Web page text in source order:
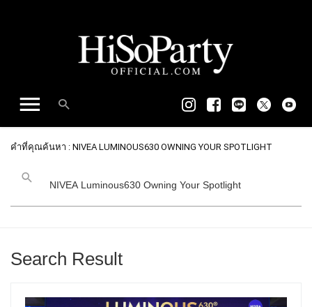
คำที่คุณค้นหา : NIVEA LUMINOUS630 OWNING YOUR SPOTLIGHT
Search Result